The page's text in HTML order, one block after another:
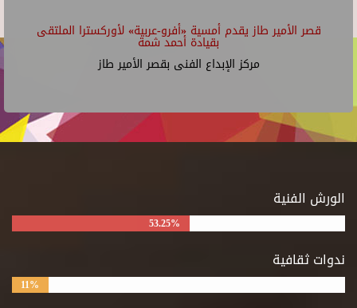
قصر الأمير طاز يقدم أمسية «أفرو-عربية» لأوركسترا الملتقى
بقيادة أحمد شمة
مركز الإبداع الفنى بقصر الأمير طاز
الورش الفنية
53.25%
ندوات ثقافية
11%